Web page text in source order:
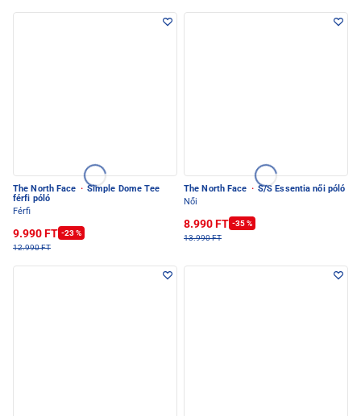
The North Face · Simple Dome Tee
férfi póló
Férfi
9.990 FT -23 %
12.990 FT
The North Face · S/S Essentia női póló
Női
8.990 FT -35 %
13.990 FT